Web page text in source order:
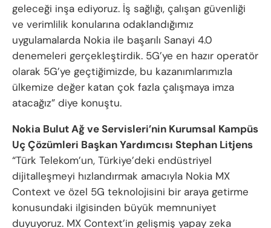
geleceği inşa ediyoruz. İş sağlığı, çalışan güvenliği
ve verimlilik konularına odaklandığımız
uygulamalarda Nokia ile başarılı Sanayi 4.0
denemeleri gerçekleştirdik. 5G’ye en hazır operatör
olarak 5G’ye geçtiğimizde, bu kazanımlarımızla
ülkemize değer katan çok fazla çalışmaya imza
atacağız” diye konuştu.
Nokia Bulut Ağ ve Servisleri’nin Kurumsal Kampüs
Uç Çözümleri Başkan Yardımcısı Stephan Litjens
“Türk Telekom’un, Türkiye’deki endüstriyel
dijitalleşmeyi hızlandırmak amacıyla Nokia MX
Context ve özel 5G teknolojisini bir araya getirme
konusundaki ilgisinden büyük memnuniyet
duyuyoruz. MX Context’in gelişmiş yapay zeka